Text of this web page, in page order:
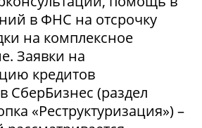
в ФНС на отсрочку
на комплексное
Заявки на
кредитов
СберБизнес (раздел
«Реструктуризация») –